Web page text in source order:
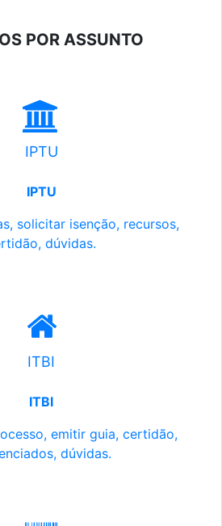
POR ASSUNTO
IPTU
IPTU
solicitar isenção, recursos,
dúvidas.
ITBI
ITBI
emitir guia, certidão,
dúvidas.